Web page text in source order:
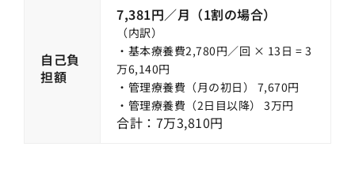
自己負
担額
7,381円／月（1割の場合）
（内訳）
・基本療養費2,780円／回 × 13日 = 3
万6,140円
・管理療養費（月の初日） 7,670円
・管理療養費（2日目以降） 3万円
合計：7万3,810円